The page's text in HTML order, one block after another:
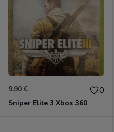
9.90 € 0
Sniper Elite 3 Xbox 360